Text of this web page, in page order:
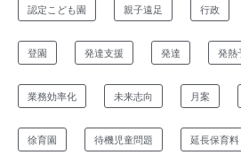
認定こども園 親子遠足 行政
登園 発達支援 発達 発熱
業務効率化 未来志向 月案
徐育園 待機児童問題 延長保育料